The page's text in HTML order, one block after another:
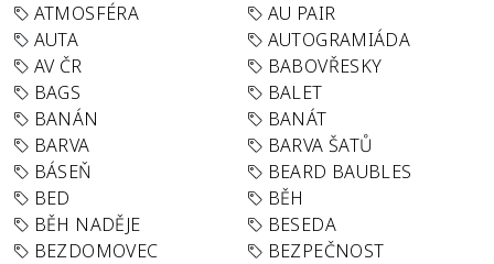
ATMOSFÉRA
AU PAIR
AUTA
AUTOGRAMIÁDA
AV ČR
BABOVŘESKY
BAGS
BALET
BANÁN
BANÁT
BARVA
BARVA ŠATŮ
BÁSEŇ
BEARD BAUBLES
BED
BĚH
BĚH NADĚJE
BESEDA
BEZDOMOVEC
BEZPEČNOST